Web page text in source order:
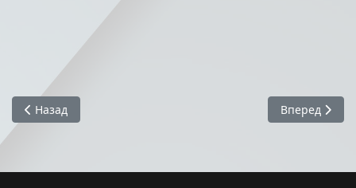
Предыдущий: График защиты отчетов по преддипломной
Назад Следующий:
Вперед